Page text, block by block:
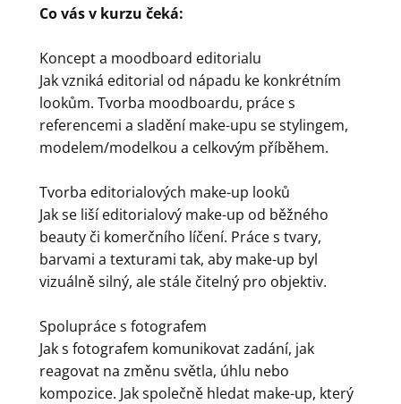
Co vás v kurzu čeká:
Koncept a moodboard editorialu
Jak vzniká editorial od nápadu ke konkrétním
lookům. Tvorba moodboardu, práce s
referencemi a sladění make-upu se stylingem,
modelem/modelkou a celkovým příběhem.
Tvorba editorialových make-up looků
Jak se liší editorialový make-up od běžného
beauty či komerčního líčení. Práce s tvary,
barvami a texturami tak, aby make-up byl
vizuálně silný, ale stále čitelný pro objektiv.
Spolupráce s fotografem
Jak s fotografem komunikovat zadání, jak
reagovat na změnu světla, úhlu nebo
kompozice. Jak společně hledat make-up, který